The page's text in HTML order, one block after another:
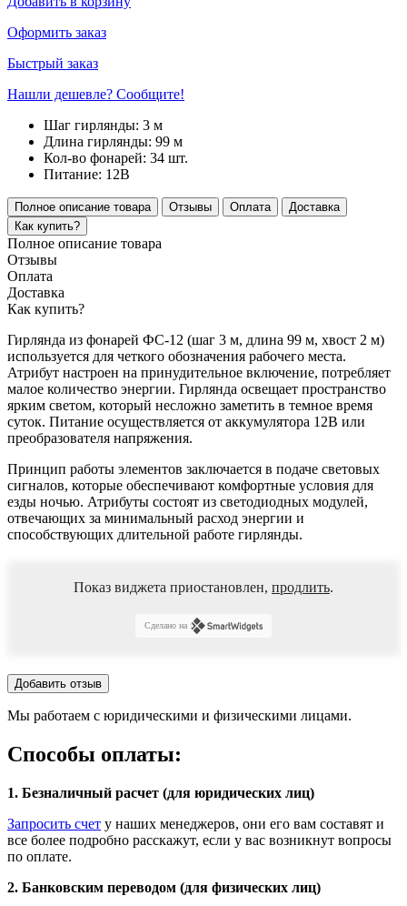
Оформить заказ
Быстрый заказ
Нашли дешевле? Сообщите!
Шаг гирлянды: 3 м
Длина гирлянды: 99 м
Кол-во фонарей: 34 шт.
Питание: 12В
Полное описание товара Отзывы Оплата
Доставка
Как купить?
Полное описание товара
Отзывы
Оплата
Доставка
Как купить?
Гирлянда из фонарей ФС-12 (шаг 3 м, длина 99 м, хвост 2 м)
используется для четкого обозначения рабочего места.
Атрибут настроен на принудительное включение, потребляет
малое количество энергии. Гирлянда освещает пространство
ярким светом, который несложно заметить в темное время
суток. Питание осуществляется от аккумулятора 12В или
преобразователя напряжения.
Принцип работы элементов заключается в подаче световых
сигналов, которые обеспечивают комфортные условия для
езды ночью. Атрибуты состоят из светодиодных модулей,
отвечающих за минимальный расход энергии и
способствующих длительной работе гирлянды.
Показ виджета приостановлен, продлить.
Сделано на
Добавить отзыв
Мы работаем с юридическими и физическими лицами.
Способы оплаты:
1. Безналичный расчет (для юридических лиц)
Запросить счет у наших менеджеров, они его вам составят и
все более подробно расскажут, если у вас возникнут вопросы
по оплате.
2. Банковским переводом (для физических лиц)